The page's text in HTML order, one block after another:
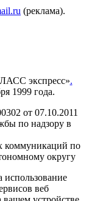
(реклама).
экспресс».
1999 года.
от 07.10.2011
по надзору в
коммуникаций по
округу
веб